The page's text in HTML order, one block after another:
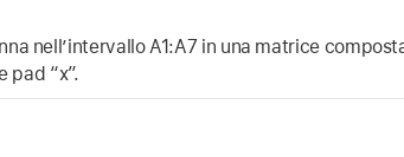
nell’intervallo A1:A7 in una matrice
pad “x”.